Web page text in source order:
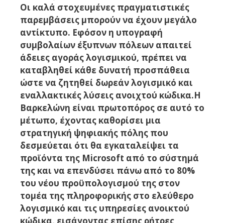
Οι καλά στοχευμένες πραγματιστικές
παρεμβάσεις μπορούν να έχουν μεγάλο
αντίκτυπο. Εφόσον η υπογραφή
συμβολαίων έξυπνων πόλεων απαιτεί
άδειες αγοράς λογισμικού, πρέπει να
καταβληθεί κάθε δυνατή προσπάθεια
ώστε να ζητηθεί δωρεάν λογισμικό και
εναλλακτικές λύσεις ανοιχτού κώδικα.Η
Βαρκελώνη είναι πρωτοπόρος σε αυτό το
μέτωπο, έχοντας καθορίσει μια
στρατηγική ψηφιακής πόλης που
δεσμεύεται ότι θα εγκαταλείψει τα
προϊόντα της Microsoft από το σύστημά
της και να επενδύσει πάνω από το 80%
του νέου προϋπολογισμού της στον
τομέα της πληροφορικής στο ελεύθερο
λογισμικό και τις υπηρεσίες ανοικτού
κώδικα, εισάγοντας επίσης ρήτρες